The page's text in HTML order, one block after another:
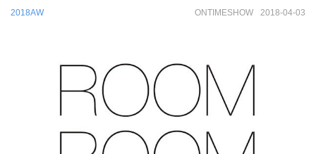
2018AW ONTIMESHOW 2018-04-03